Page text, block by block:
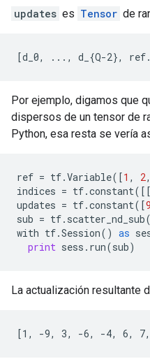
updates es Tensor de
[d_0, ..., d_{Q-2},
Por ejemplo, digamos que
dispersos de un tensor de
Python, esa resta se vería
ref = tf.Variable([1 , 2,
indices = tf.constant([[
updates = tf.constant([9
sub = tf. scatter_nd_sub(
with tf.Session() as
print sess . run(sub)
La actualización resultante
[1, -9, 3, -6, -4, 6,